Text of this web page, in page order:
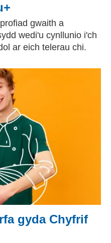
gwaith a
wedi'u cynllunio i'ch
ar eich telerau chi.
gyda Chyfrif